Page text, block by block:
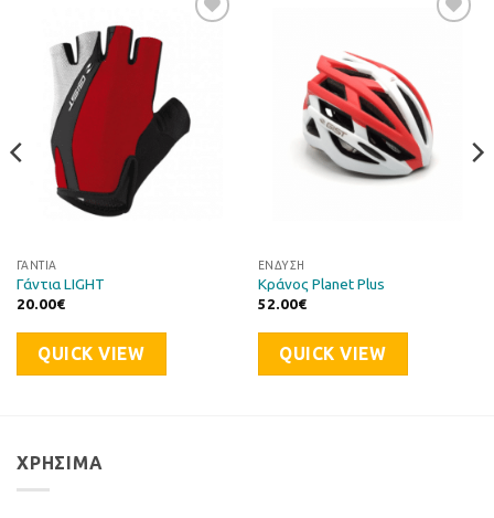
Προσθήκη
ΓΆΝΤΙΑ
Γάντια LIGHT
20.00€
QUICK VIEW
ΈΝΔΥΣΗ
Κράνος Planet Plus
52.00€
QUICK VIEW
ΧΡΉΣΙΜΑ